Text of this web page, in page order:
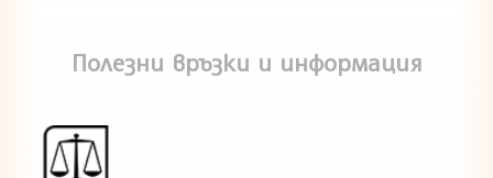
Полезни връзки и информация